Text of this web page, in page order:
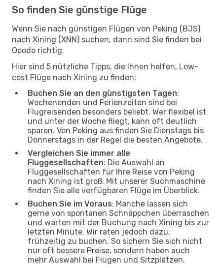
So finden Sie günstige Flüge
Wenn Sie nach günstigen Flügen von Peking (BJS)
nach Xining (XNN) suchen, dann sind Sie finden bei
Opodo richtig.
Hier sind 5 nützliche Tipps, die Ihnen helfen, Low-
cost Flüge nach Xining zu finden:
Buchen Sie an den günstigsten Tagen:
Wochenenden und Ferienzeiten sind bei
Flugreisenden besonders beliebt. Wer flexibel ist
und unter der Woche fliegt, kann oft deutlich
sparen. Von Peking aus finden Sie Dienstags bis
Donnerstags in der Regel die besten Angebote.
Vergleichen Sie immer alle
Fluggesellschaften: Die Auswahl an
Fluggesellschaften für Ihre Reise von Peking
nach Xining ist groß. Mit unserer Suchmaschine
finden Sie alle verfügbaren Flüge im Überblick.
Buchen Sie im Voraus: Manche lassen sich
gerne von spontanen Schnäppchen überraschen
und warten mit der Buchung nach Xining bis zur
letzten Minute. Wir raten jedoch dazu,
frühzeitig zu buchen. So sichern Sie sich nicht
nur oft bessere Preise, sondern haben auch
mehr Auswahl bei Flügen und Sitzplätzen.